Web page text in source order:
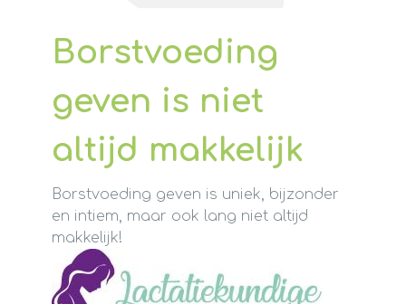
Borstvoeding
geven is niet
altijd makkelijk
Borstvoeding geven is uniek, bijzonder
en intiem, maar ook lang niet altijd
makkelijk!